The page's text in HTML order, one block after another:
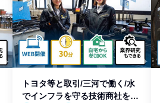
トヨタ等と取引/三河で働く/水
でインフラを守る技術商社を知